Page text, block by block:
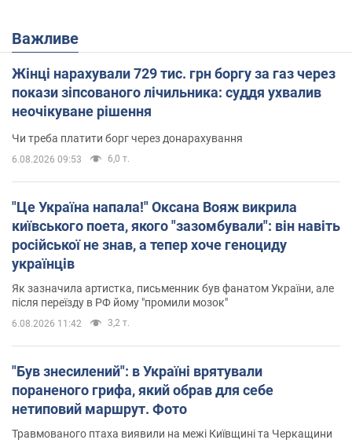
Важливе
Жінці нарахували 729 тис. грн боргу за газ через
покази зіпсованого лічильника: суддя ухвалив
неочікуване рішення
Чи треба платити борг через донарахування
6.08.2026 09:53 6,0 т.
"Це Україна напала!" Оксана Вояж викрила
київського поета, якого "зазомбували": він навіть
російської не знав, а тепер хоче геноциду
українців
Як зазначила артистка, письменник був фанатом України, але
після переїзду в РФ йому "промили мозок"
6.08.2026 11:42 3,2 т.
"Був знесилений": в Україні врятували
пораненого грифа, який обрав для себе
нетиповий маршрут. Фото
Травмованого птаха виявили на межі Київщині та Черкащини